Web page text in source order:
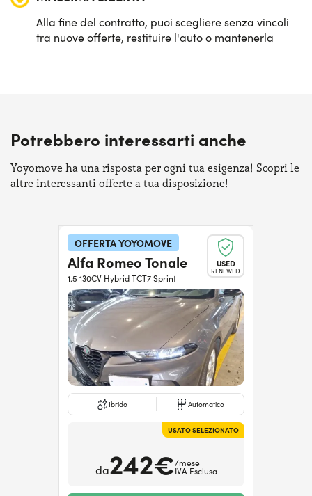
Alla fine del contratto, puoi scegliere senza vincoli
tra nuove offerte, restituire l'auto o mantenerla
Potrebbero interessarti anche
Yoyomove ha una risposta per ogni tua esigenza! Scopri le
altre interessanti offerte a tua disposizione!
OFFERTA YOYOMOVE
USED
RENEWED
Alfa Romeo Tonale
1.5 130CV Hybrid TCT7 Sprint
Ibrido Automatico
USATO SELEZIONATO
da242€/mese
IVA Esclusa